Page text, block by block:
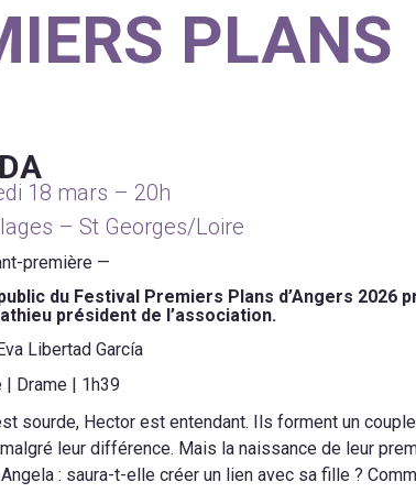
PLANS
18 mars – 20h
– St Georges/Loire
première —
du Festival Premiers Plans d’Angers 2026
président de l’association.
Libertad García
| Drame | 1h39
sourde, Hector est entendant. Ils forment un
leur différence. Mais la naissance de leur
: saura-t-elle créer un lien avec sa fille ?